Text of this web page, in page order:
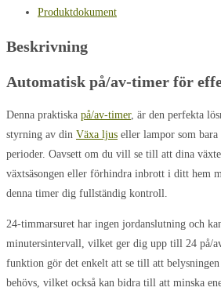
Produktdokument
Beskrivning
Automatisk på/av-timer för
Denna praktiska på/av-timer, är den perfekta
styrning av din Växa ljus eller lampor som bara
perioder. Oavsett om du vill se till att dina
växtsäsongen eller förhindra inbrott i ditt hem
denna timer dig fullständig kontroll.
24-timmarsuret har ingen jordanslutning och
minutersintervall, vilket ger dig upp till 24 på/
funktion gör det enkelt att se till att belysningen
behövs, vilket också kan bidra till att minska